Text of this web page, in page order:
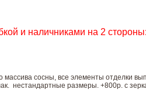
и наличниками на 2 стороны:
массива сосны, все элементы отделки
нестандартные размеры. +800р. с